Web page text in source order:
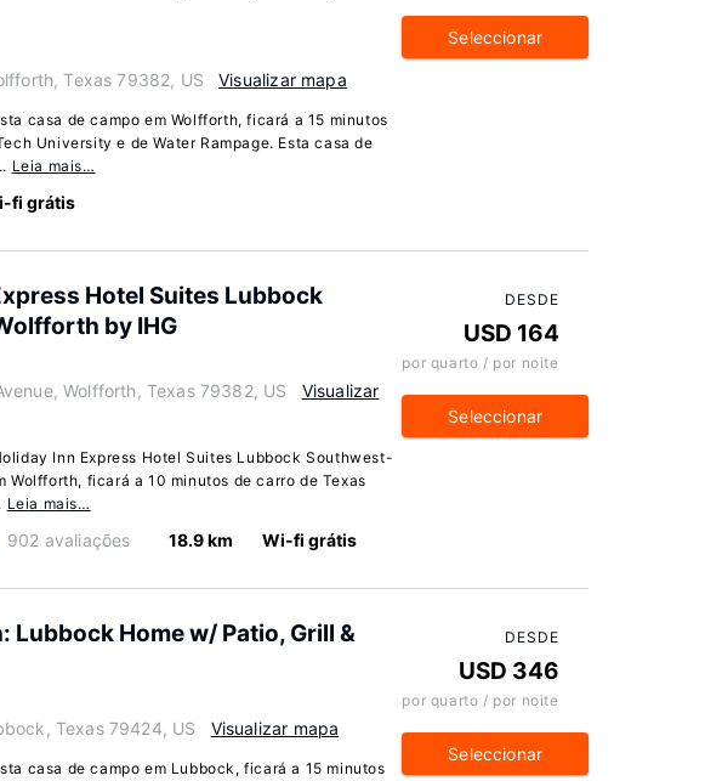
Texas 79382, US Visualizar mapa
casa de campo em Wolfforth, ficará a 15 minutos
University e de Water Rampage. Esta casa de
Leia mais…
fi grátis
Seleccionar
Hotel Suites Lubbock
by IHG
Wolfforth, Texas 79382, US
Visualizar
Inn Express Hotel Suites Lubbock Southwest-
Wolfforth, ficará a 10 minutos de carro de Texas
Leia mais…
902 avaliações 18.9 km Wi-fi grátis
DESDE
USD 164
por quarto / por noite
Seleccionar
Lubbock Home w/ Patio, Grill &
Texas 79424, US Visualizar mapa
casa de campo em Lubbock, ficará a 15 minutos
DESDE
USD 346
por quarto / por noite
Seleccionar